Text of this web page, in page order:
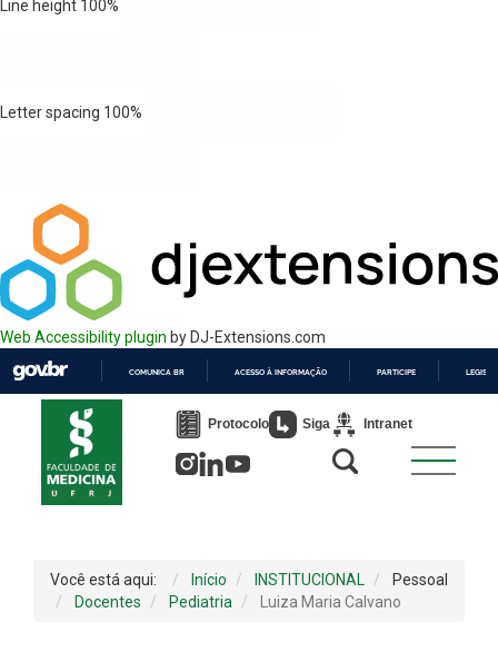
Line height 100%
Letter spacing 100%
Web Accessibility plugin by DJ-Extensions.com
PARA
COMUNICA BR ACESSO À INFORMAÇÃO PARTICIPE
Protocolo Siga Intranet
Você está aqui: Início INSTITUCIONAL
Pessoal
Docentes
Pediatria Luiza Maria Calvano